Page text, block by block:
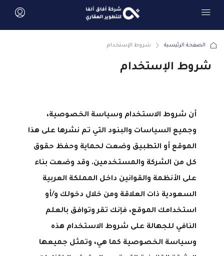
الصفحة الرئيسية شروط الإستخدام
شروط الإستخدام
أن شروط الاستخدام وسياسة الخصوصية،
وجميع السياسات والبنود التي تم نشرها على هذا
الموقع أو التطبيق وضعت لحماية وحفظ حقوق
كل من الشركة والمستخدمين. وقد وضعت بناء
على الأنظمة والقوانين داخل المملكة العربية
السعودية ذات العلاقة ومن خلال دخولك و/أو
استخدامك الموقع، فإنك تقر وتوافق بالعلم
النافي للجهالة على شروط الاستخدام هذه
وسياسة الخصوصية كما هي، وتمثل جميعها